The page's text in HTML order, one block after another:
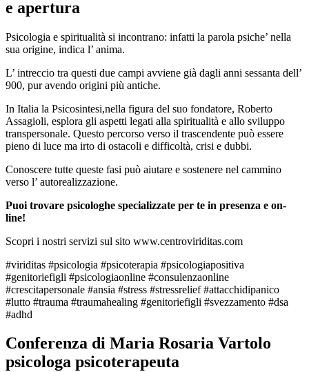
e apertura
Psicologia e spiritualità si incontrano: infatti la parola psiche’ nella
sua origine, indica l’ anima.
L’ intreccio tra questi due campi avviene già dagli anni sessanta dell’
900, pur avendo origini più antiche.
In Italia la Psicosintesi,nella figura del suo fondatore, Roberto
Assagioli, esplora gli aspetti legati alla spiritualità e allo sviluppo
transpersonale. Questo percorso verso il trascendente può essere
pieno di luce ma irto di ostacoli e difficoltà, crisi e dubbi.
Conoscere tutte queste fasi può aiutare e sostenere nel cammino
verso l’ autorealizzazione.
Puoi trovare psicologhe specializzate per te in presenza e on-
line!
Scopri i nostri servizi sul sito www.centroviriditas.com
#viriditas #psicologia #psicoterapia #psicologiapositiva
#genitoriefigli #psicologiaonline #consulenzaonline
#crescitapersonale #ansia #stress #stressrelief #attacchidipanico
#lutto #trauma #traumahealing #genitoriefigli #svezzamento #dsa
#adhd
Conferenza di Maria Rosaria Vartolo
psicologa psicoterapeuta